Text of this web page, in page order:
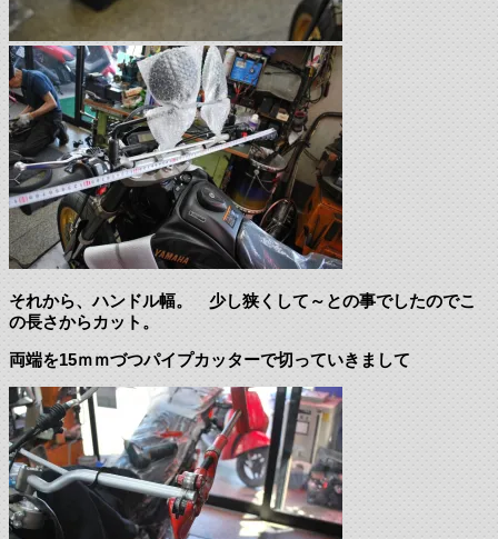
それから、ハンドル幅。 少し狭くして～との事でしたのでこ
の長さからカット。
両端を15ｍｍづつパイプカッターで切っていきまして